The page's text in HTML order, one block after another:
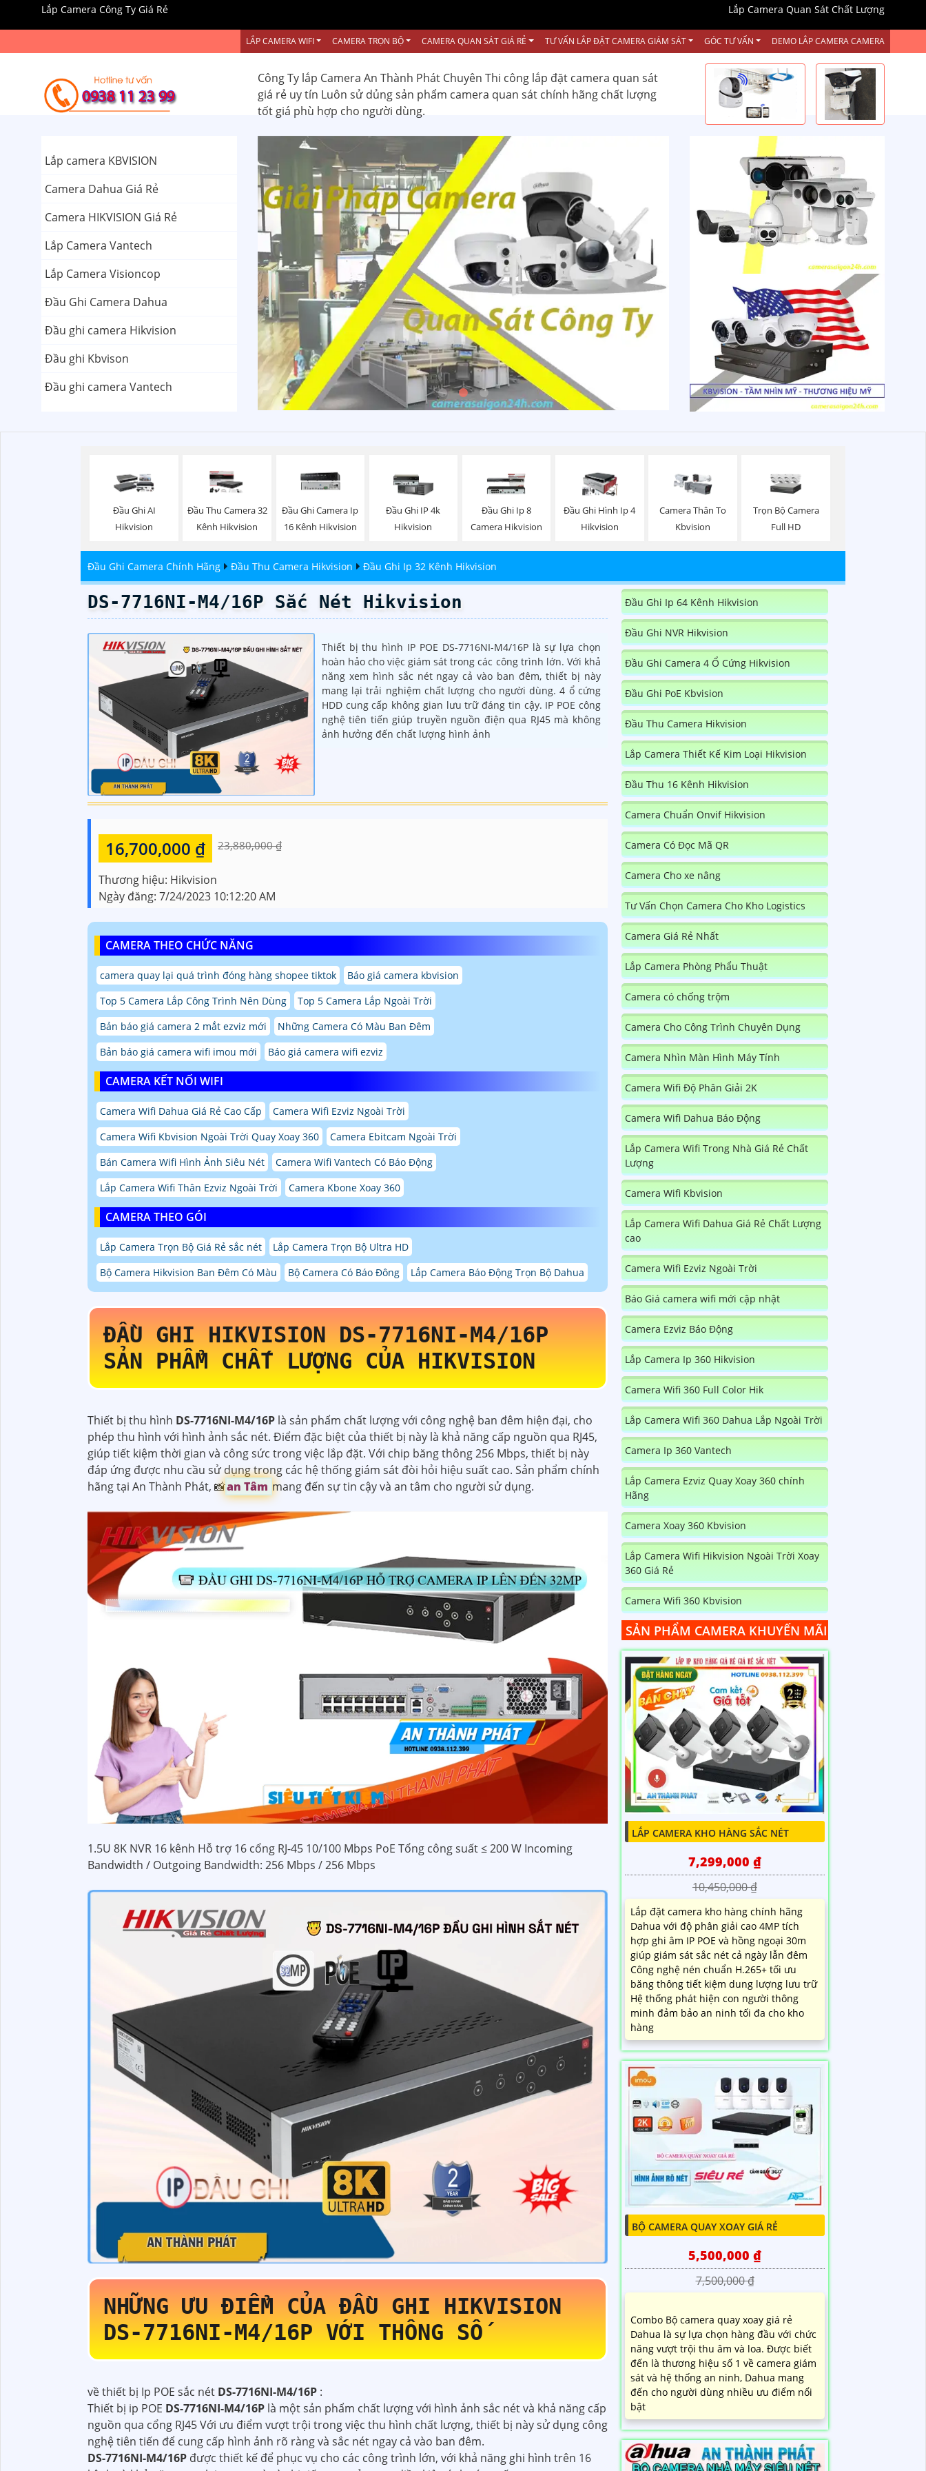
Lắp Camera Công Ty Giá Rẻ Lắp Camera Quan Sát Chất Lượng
LẮP CAMERA WIFI CAMERA TRỌN BỘ CAMERA QUAN SÁT GIÁ RẺ TƯ VẤN LẮP ĐẶT CAMERA GIÁM SÁT GÓC TƯ VẤN DEMO LẮP CAMERA CAMERA
Công Ty lắp Camera An Thành Phát Chuyên Thi công lắp đặt camera quan sát
giá rẻ uy tín Luôn sử dủng sản phẩm camera quan sát chính hãng chất lượng
tốt giá phù hợp cho người dùng.
Lắp camera KBVISION
Camera Dahua Giá Rẻ
Camera HIKVISION Giá Rẻ
Lắp Camera Vantech
Lắp Camera Visioncop
Đầu Ghi Camera Dahua
Đầu ghi camera Hikvision
Đầu ghi Kbvison
Đầu ghi camera Vantech
Đầu Ghi AI
Hikvision
Đầu Thu Camera 32
Kênh Hikvision
Đầu Ghi Camera Ip
16 Kênh Hikvision
Đầu Ghi IP 4k
Hikvision
Đầu Ghi Ip 8
Camera Hikvision
Đầu Ghi Hình Ip 4
Hikvision
Camera Thân To
Kbvision
Trọn Bộ Camera
Full HD
Đầu Ghi Camera Chính Hãng Đầu Thu Camera Hikvision Đầu Ghi Ip 32 Kênh Hikvision
DS-7716NI-M4/16P Sắc Nét Hikvision
Thiết bị thu hình IP POE DS-7716NI-M4/16P là sự lựa chọn
hoàn hảo cho việc giám sát trong các công trình lớn. Với khả
năng xem hình sắc nét ngay cả vào ban đêm, thiết bị này
mang lại trải nghiệm chất lượng cho người dùng. 4 ổ cứng
HDD cung cấp không gian lưu trữ đáng tin cậy. IP POE công
nghệ tiên tiến giúp truyền nguồn điện qua RJ45 mà không
ảnh hưởng đến chất lượng hình ảnh
16,700,000 ₫ 23,880,000 ₫
Thương hiệu: Hikvision
Ngày đăng: 7/24/2023 10:12:20 AM
CAMERA THEO CHỨC NĂNG
camera quay lại quá trình đóng hàng shopee tiktok
Báo giá camera kbvision
Top 5 Camera Lắp Công Trình Nên Dùng
Top 5 Camera Lắp Ngoài Trời
Bản báo giá camera 2 mắt ezviz mới
Những Camera Có Màu Ban Đêm
Bản báo giá camera wifi imou mới
Báo giá camera wifi ezviz
CAMERA KẾT NỐI WIFI
Camera Wifi Dahua Giá Rẻ Cao Cấp
Camera Wifi Ezviz Ngoài Trời
Camera Wifi Kbvision Ngoài Trời Quay Xoay 360
Camera Ebitcam Ngoài Trời
Bán Camera Wifi Hình Ảnh Siêu Nét
Camera Wifi Vantech Có Báo Động
Lắp Camera Wifi Thân Ezviz Ngoài Trời
Camera Kbone Xoay 360
CAMERA THEO GÓI
Lắp Camera Trọn Bộ Giá Rẻ sắc nét
Lắp Camera Trọn Bộ Ultra HD
Bộ Camera Hikvision Ban Đêm Có Màu
Bộ Camera Có Báo Đông Lắp Camera Báo Động Trọn Bộ Dahua
ĐẦU GHI HIKVISION DS-7716NI-M4/16P
SẢN PHẨM CHẤT LƯỢNG CỦA HIKVISION
Thiết bị thu hình DS-7716NI-M4/16P là sản phẩm chất lượng với công nghệ ban đêm hiện đại, cho
phép thu hình với hình ảnh sắc nét. Điểm đặc biệt của thiết bị này là khả năng cấp nguồn qua RJ45,
giúp tiết kiệm thời gian và công sức trong việc lắp đặt. Với chip băng thông 256 Mbps, thiết bị này
đáp ứng được nhu cầu sử dụng trong các hệ thống giám sát đòi hỏi hiệu suất cao. Sản phẩm chính
hãng tại An Thành Phát, 📸an Tâm mang đến sự tin cậy và an tâm cho người sử dụng.
1.5U 8K NVR 16 kênh Hỗ trợ 16 cổng RJ-45 10/100 Mbps PoE Tổng công suất ≤ 200 W Incoming
Bandwidth / Outgoing Bandwidth: 256 Mbps / 256 Mbps
NHỮNG ƯU ĐIỂM CỦA ĐẦU GHI HIKVISION
DS-7716NI-M4/16P VỚI THÔNG SỐ
về thiết bị Ip POE sắc nét DS-7716NI-M4/16P :
Thiết bị ip POE DS-7716NI-M4/16P là một sản phẩm chất lượng với hình ảnh sắc nét và khả năng cấp
nguồn qua cổng RJ45 Với ưu điểm vượt trội trong việc thu hình chất lượng, thiết bị này sử dụng công
nghệ tiên tiến để cung cấp hình ảnh rõ ràng và sắc nét ngay cả vào ban đêm.
DS-7716NI-M4/16P được thiết kế để phục vụ cho các công trình lớn, với khả năng ghi hình trên 16
Đầu Ghi Ip 64 Kênh Hikvision
Đầu Ghi NVR Hikvision
Đầu Ghi Camera 4 Ổ Cứng Hikvision
Đầu Ghi PoE Kbvision
Đầu Thu Camera Hikvision
Lắp Camera Thiết Kế Kim Loại Hikvision
Đầu Thu 16 Kênh Hikvision
Camera Chuẩn Onvif Hikvision
Camera Có Đọc Mã QR
Camera Cho xe nâng
Tư Vấn Chọn Camera Cho Kho Logistics
Camera Giá Rẻ Nhất
Lắp Camera Phòng Phẩu Thuật
Camera có chống trộm
Camera Cho Công Trình Chuyên Dụng
Camera Nhìn Màn Hình Máy Tính
Camera Wifi Độ Phân Giải 2K
Camera Wifi Dahua Báo Động
Lắp Camera Wifi Trong Nhà Giá Rẻ Chất
Lượng
Camera Wifi Kbvision
Lắp Camera Wifi Dahua Giá Rẻ Chất Lượng
cao
Camera Wifi Ezviz Ngoài Trời
Báo Giá camera wifi mới cập nhật
Camera Ezviz Báo Động
Lắp Camera Ip 360 Hikvision
Camera Wifi 360 Full Color Hik
Lắp Camera Wifi 360 Dahua Lắp Ngoài Trời
Camera Ip 360 Vantech
Lắp Camera Ezviz Quay Xoay 360 chính
Hãng
Camera Xoay 360 Kbvision
Lắp Camera Wifi Hikvision Ngoài Trời Xoay
360 Giá Rẻ
Camera Wifi 360 Kbvision
SẢN PHẨM CAMERA KHUYẾN MÃI
LẮP CAMERA KHO HÀNG SẮC NÉT
7,299,000 ₫
10,450,000 ₫
Lắp đặt camera kho hàng chính hãng
Dahua với độ phân giải cao 4MP tích
hợp ghi âm IP POE và hồng ngoại 30m
giúp giám sát sắc nét cả ngày lẫn đêm
Công nghệ nén chuẩn H.265+ tối ưu
băng thông tiết kiệm dung lượng lưu trữ
Hệ thống phát hiện con người thông
minh đảm bảo an ninh tối đa cho kho
hàng
BỘ CAMERA QUAY XOAY GIÁ RẺ
5,500,000 ₫
7,500,000 ₫
Combo Bộ camera quay xoay giá rẻ
Dahua là sự lựa chọn hàng đầu với chức
năng vượt trội thu âm và loa. Được biết
đến là thương hiệu số 1 về camera giám
sát và hệ thống an ninh, Dahua mang
đến cho người dùng nhiều ưu điểm nổi
bật